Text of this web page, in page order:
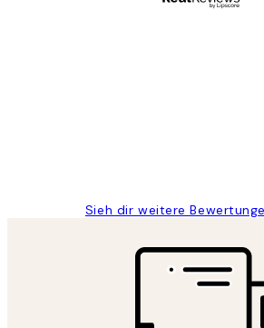
Sieh dir weitere